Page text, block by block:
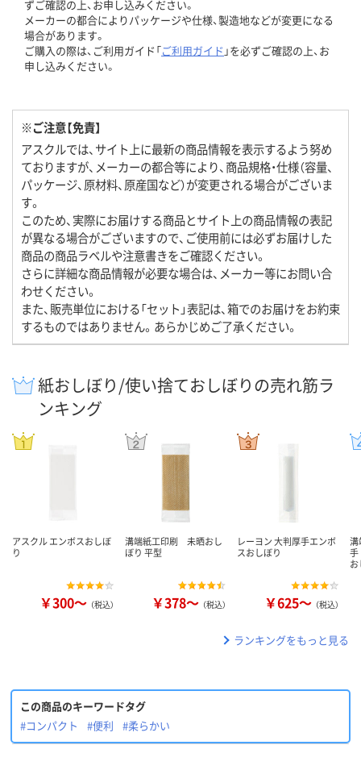
ずご確認の上、お申し込みください。
メーカーの都合によりパッケージや仕様、製造地などが変更になる
場合があります。
ご購入の際は、ご利用ガイド「ご利用ガイド 」を必ずご確認の上、お
申し込みください。
※ご注意【免責】
アスクルでは、サイト上に最新の商品情報を表示するよう努め
ておりますが、メーカーの都合等により、商品規格・仕様（容量、
パッケージ、原材料、原産国など）が変更される場合がございま
す。
このため、実際にお届けする商品とサイト上の商品情報の表記
が異なる場合がございますので、ご使用前には必ずお届けした
商品の商品ラベルや注意書きをご確認ください。
さらに詳細な商品情報が必要な場合は、メーカー等にお問い合
わせください。
また、販売単位における「セット」表記は、箱でのお届けをお約束
するものではありません。あらかじめご了承ください。
紙おしぼり/使い捨ておしぼりの売れ筋ラ
ンキング
アスクル エンボスおしぼ
り
￥300～ （税込）
溝端紙工印刷 未晒おし
ぼり 平型
￥378～ （税込）
レーヨン 大判厚手エンボ
スおしぼり
￥625～ （税込）
ランキングをもっと見る
この商品のキーワードタグ
#コンパクト
#便利 #柔らかい